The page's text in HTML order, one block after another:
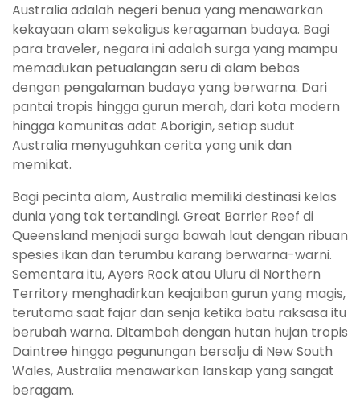
Australia adalah negeri benua yang menawarkan
kekayaan alam sekaligus keragaman budaya. Bagi
para traveler, negara ini adalah surga yang mampu
memadukan petualangan seru di alam bebas
dengan pengalaman budaya yang berwarna. Dari
pantai tropis hingga gurun merah, dari kota modern
hingga komunitas adat Aborigin, setiap sudut
Australia menyuguhkan cerita yang unik dan
memikat.
Bagi pecinta alam, Australia memiliki destinasi kelas
dunia yang tak tertandingi. Great Barrier Reef di
Queensland menjadi surga bawah laut dengan ribuan
spesies ikan dan terumbu karang berwarna-warni.
Sementara itu, Ayers Rock atau Uluru di Northern
Territory menghadirkan keajaiban gurun yang magis,
terutama saat fajar dan senja ketika batu raksasa itu
berubah warna. Ditambah dengan hutan hujan tropis
Daintree hingga pegunungan bersalju di New South
Wales, Australia menawarkan lanskap yang sangat
beragam.